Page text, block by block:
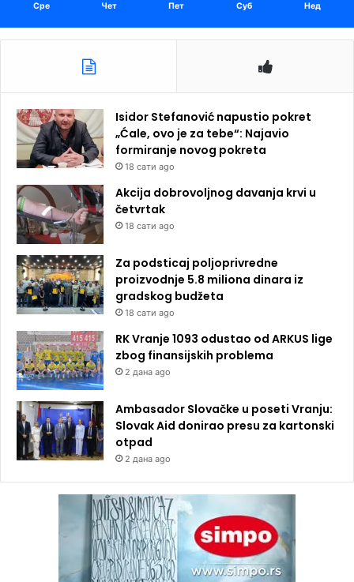
Сре Чет Пет Суб Нед
Isidor Stefanović napustio pokret
„Ćale, ovo je za tebe“: Najavio
formiranje novog pokreta
18 сати ago
Akcija dobrovoljnog davanja krvi u
četvrtak
18 сати ago
Za podsticaj poljoprivredne
proizvodnje 5.8 miliona dinara iz
gradskog budžeta
18 сати ago
RK Vranje 1093 odustao od ARKUS lige
zbog finansijskih problema
2 дана ago
Ambasador Slovačke u poseti Vranju:
Slovak Aid donirao presu za kartonski
otpad
2 дана ago